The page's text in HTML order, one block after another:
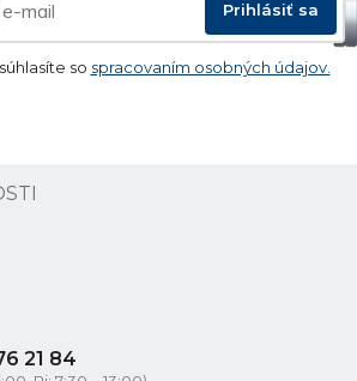
Prihlásiť sa
so spracovaním osobných údajov.
21 84